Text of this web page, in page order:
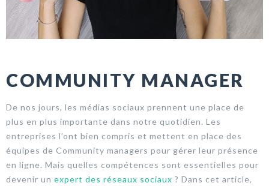
COMMUNITY MANAGER
De nos jours, les médias sociaux prennent une place de
plus en plus importante dans notre quotidien. Les
entreprises l’ont bien compris et mettent en place des
équipes de Community managers pour gérer leur présence
en ligne. Mais quelles compétences sont essentielles pour
devenir un expert des réseaux sociaux ? Dans cet article,